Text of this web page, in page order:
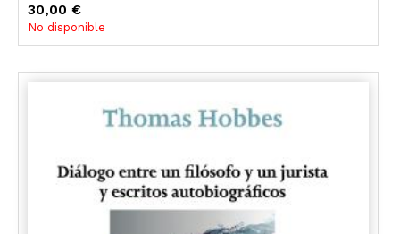
30,00 €
No disponible